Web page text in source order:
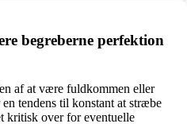
begreberne perfektion
af at være fuldkommen eller
tendens til konstant at stræbe
kritisk over for eventuelle